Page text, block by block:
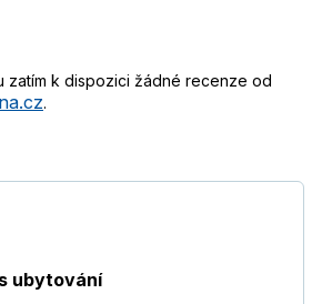
zatím k dispozici žádné recenze od
.
ubytování